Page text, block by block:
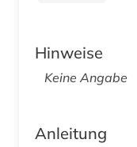
Hinweise
Keine Angabe
Anleitung